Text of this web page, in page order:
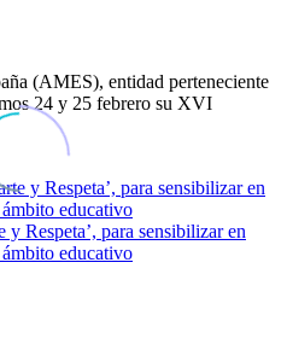
(AMES), entidad perteneciente
24 y 25 febrero su XVI
Respeta’, para sensibilizar en
educativo